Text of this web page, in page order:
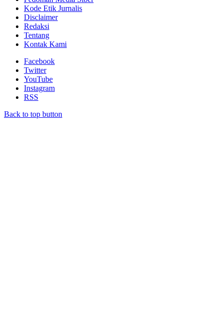
Kode Etik Jurnalis
Disclaimer
Redaksi
Tentang
Kontak Kami
Facebook
Twitter
YouTube
Instagram
RSS
Back to top button